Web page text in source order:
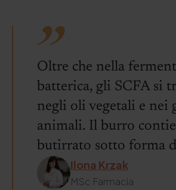
Oltre che nella
batterica, gli SCFA si
negli oli vegetali e nei
animali. Il burro
butirrato sotto forma
Ilona Krzak
MSc Farmacia